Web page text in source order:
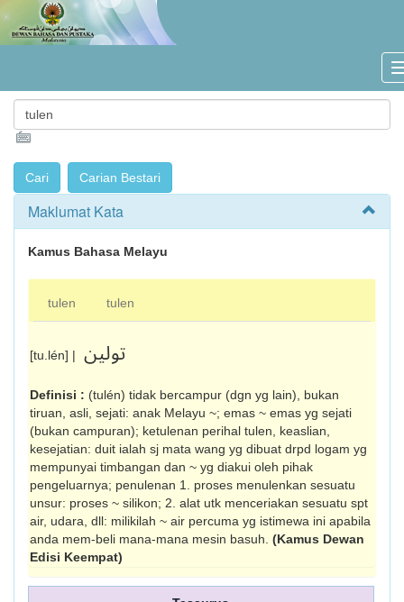
Maklumat Kata
Kamus Bahasa Melayu
tulen tulen
[tu.lén] | تولين
Definisi : (tulén) tidak bercampur (dgn yg lain), bukan
tiruan, asli, sejati: anak Melayu ~; emas ~ emas yg sejati
(bukan campuran); ketulenan perihal tulen, keaslian,
kesejati­an: duit ialah sj mata wang yg dibuat drpd logam yg
mempunyai timbangan dan ~ yg diakui oleh pihak
pengeluarnya; penulenan 1. proses menulenkan sesuatu
unsur: proses ~ silikon; 2. alat utk menceria­kan sesuatu spt
air, udara, dll: milikilah ~ air percuma yg istimewa ini apabila
anda mem-beli mana-mana mesin basuh. (Kamus Dewan
Edisi Keempat)